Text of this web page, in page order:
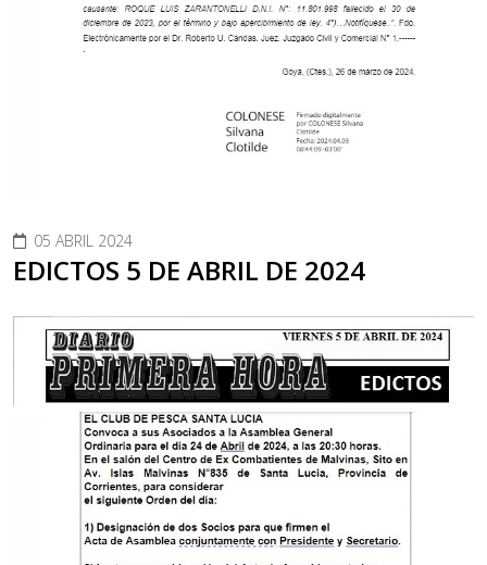
05 ABRIL 2024
EDICTOS 5 DE ABRIL DE 2024